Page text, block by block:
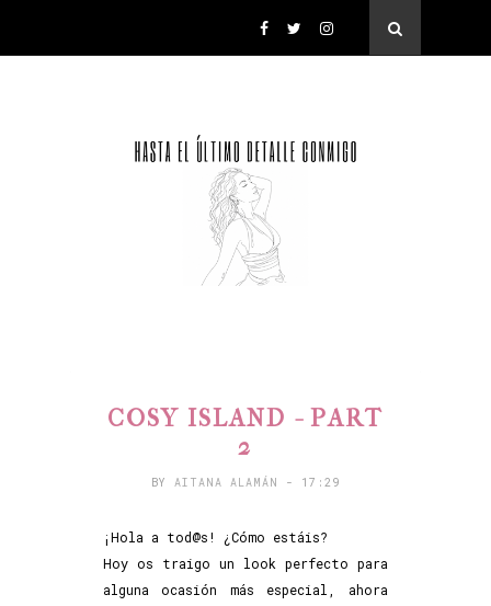
COSY ISLAND - PART
2
BY AITANA ALAMÁN - 17:29
¡Hola a tod@s! ¿Cómo estáis?
Hoy os traigo un look perfecto para
alguna ocasión más especial, ahora